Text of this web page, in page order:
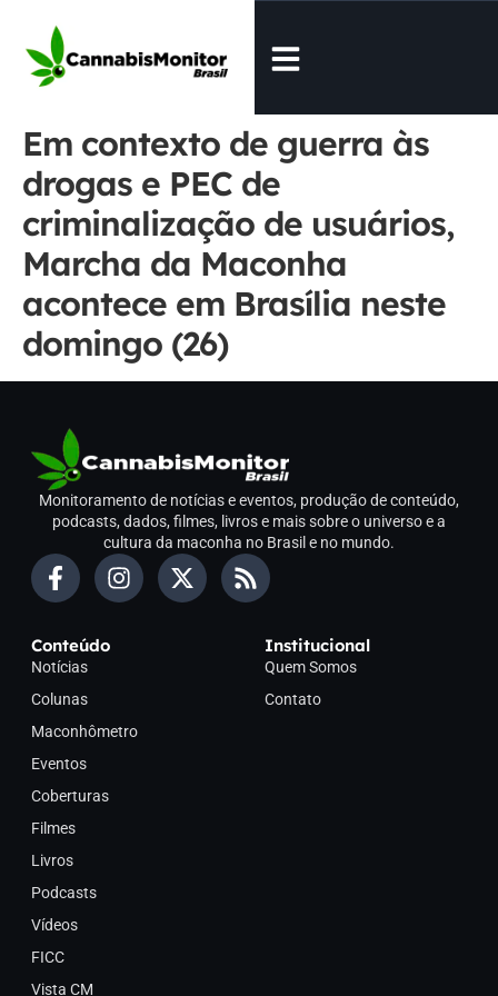
Em contexto de guerra às
drogas e PEC de
criminalização de usuários,
Marcha da Maconha
acontece em Brasília neste
domingo (26)
Monitoramento de notícias e eventos, produção de conteúdo,
podcasts, dados, filmes, livros e mais sobre o universo e a
cultura da maconha no Brasil e no mundo.
Conteúdo
Notícias
Colunas
Maconhômetro
Eventos
Coberturas
Filmes
Livros
Podcasts
Vídeos
FICC
Vista CM
Institucional
Quem Somos
Contato